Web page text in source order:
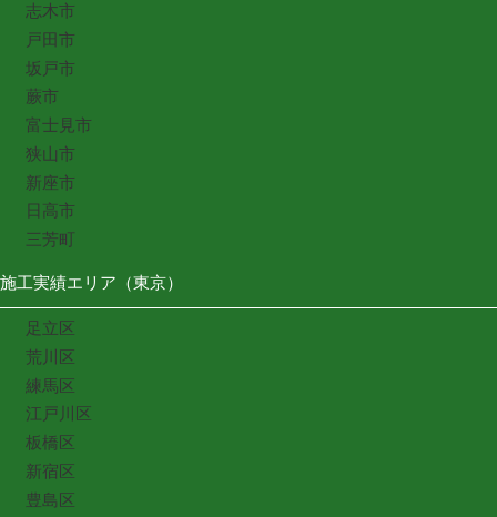
志木市
戸田市
坂戸市
蕨市
富士見市
狭山市
新座市
日高市
三芳町
施工実績エリア（東京）
足立区
荒川区
練馬区
江戸川区
板橋区
新宿区
豊島区